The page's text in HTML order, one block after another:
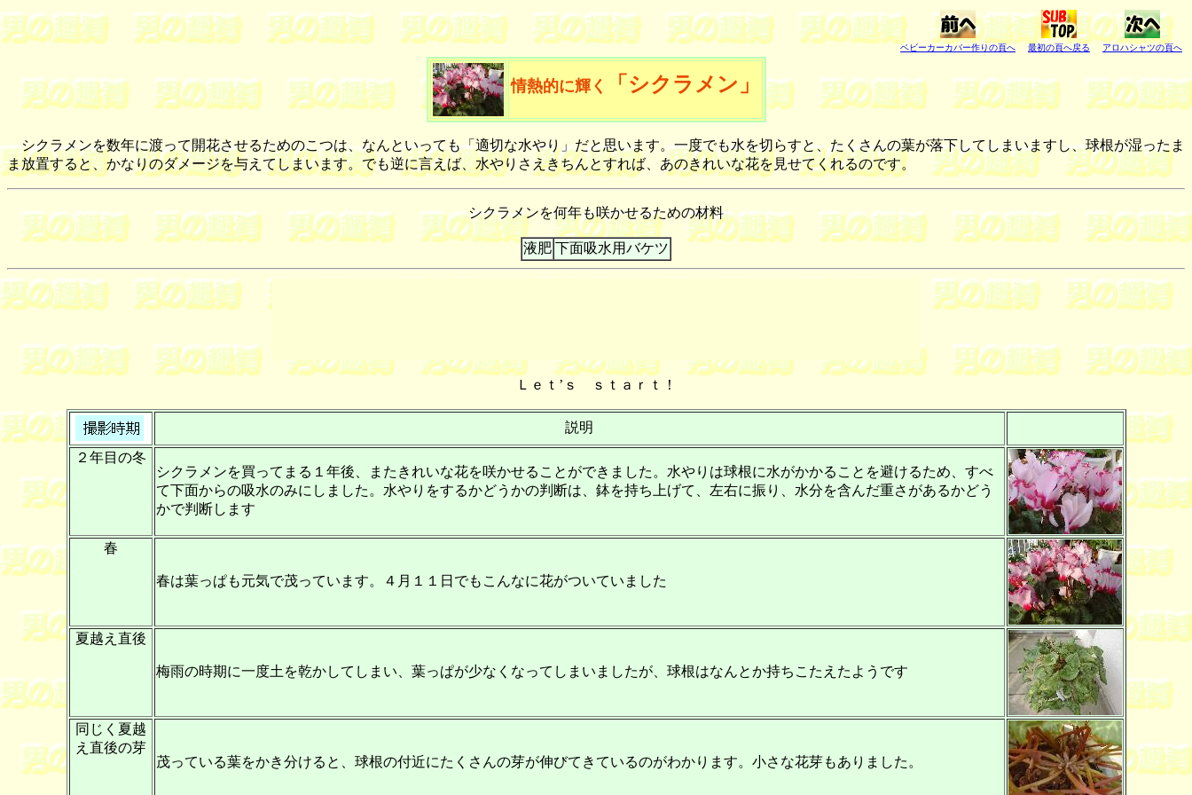
ベビーカーカバー作りの頁へ 最初の頁へ戻る アロハシャツの頁へ
情熱的に輝く 「シクラメン」
シクラメンを数年に渡って開花させるためのこつは、なんといっても「適切な水やり」だと思います。一度でも水を切らすと、たくさんの葉が落下してしまいますし、球根が湿ったま
ま放置すると、かなりのダメージを与えてしまいます。でも逆に言えば、水やりさえきちんとすれば、あのきれいな花を見せてくれるのです。
シクラメンを何年も咲かせるための材料
液肥 下面吸水用バケツ
Ｌｅｔ’ｓ ｓｔａｒｔ！
説明
２年目の冬
シクラメンを買ってまる１年後、またきれいな花を咲かせることができました。水やりは球根に水がかかることを避けるため、すべ
て下面からの吸水のみにしました。水やりをするかどうかの判断は、鉢を持ち上げて、左右に振り、水分を含んだ重さがあるかどう
かで判断します
春
春は葉っぱも元気で茂っています。４月１１日でもこんなに花がついていました
夏越え直後
梅雨の時期に一度土を乾かしてしまい、葉っぱが少なくなってしまいましたが、球根はなんとか持ちこたえたようです
同じく夏越
え直後の芽
茂っている葉をかき分けると、球根の付近にたくさんの芽が伸びてきているのがわかります。小さな花芽もありました。